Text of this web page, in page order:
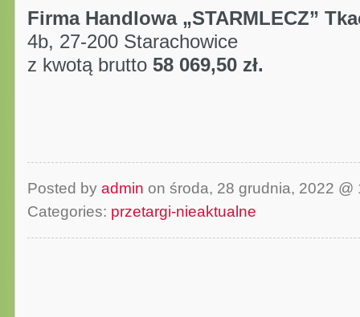
Firma Handlowa „STARMLECZ”
4b, 27-200 Starachowice
z kwotą brutto 58 069,50 zł.
Posted by admin on środa, 28 grudnia, 2022 @
Categories: przetargi-nieaktualne